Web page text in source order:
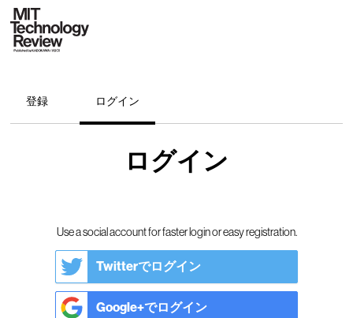
登録 ログイン
ログイン
Use a social account for faster login or easy registration.
Twitterでログイン
Google+でログイン